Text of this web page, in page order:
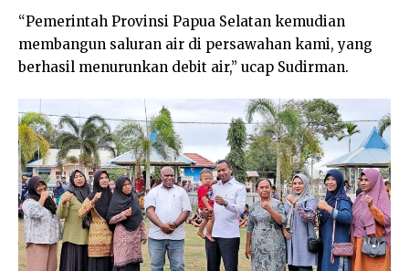
“Pemerintah Provinsi Papua Selatan kemudian
membangun saluran air di persawahan kami, yang
berhasil menurunkan debit air,” ucap Sudirman.